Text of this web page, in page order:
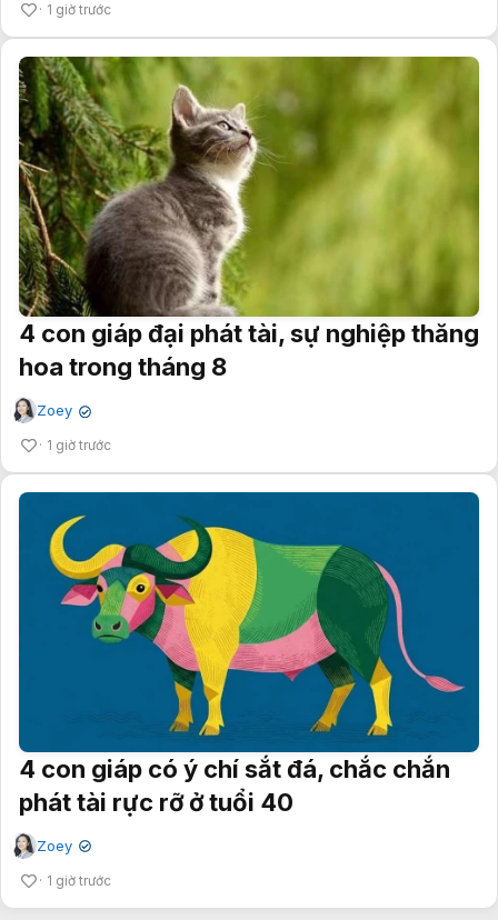
1 giờ trước
4 con giáp đại phát tài, sự nghiệp thăng
hoa trong tháng 8
Zoey ✔
1 giờ trước
4 con giáp có ý chí sắt đá, chắc chắn
phát tài rực rỡ ở tuổi 40
Zoey ✔
1 giờ trước